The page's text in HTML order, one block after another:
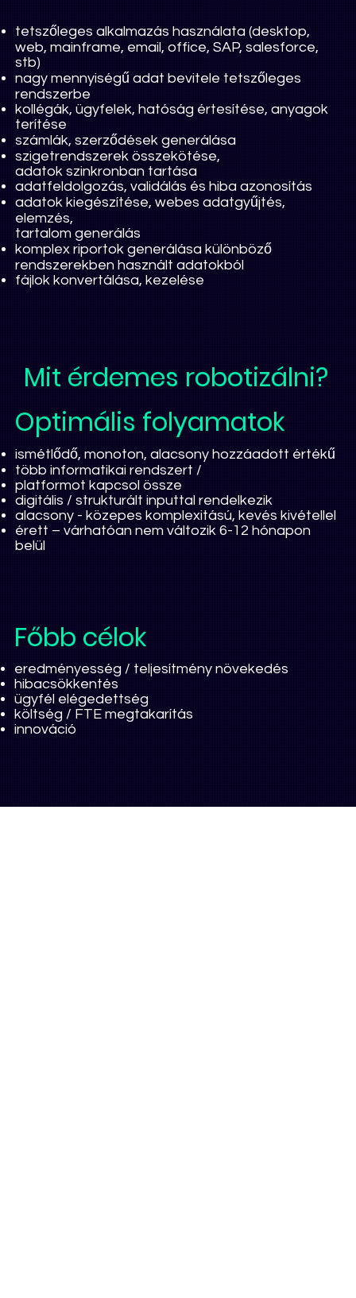
tetszőleges alkalmazás használata (desktop,
web, mainframe, email, office, SAP, salesforce,
stb)
nagy mennyiségű adat bevitele tetszőleges
rendszerbe
kollégák, ügyfelek, hatóság értesítése, anyagok
terítése
számlák, szerződések generálása
szigetrendszerek összekötése,
adatok szinkronban tartása
adatfeldolgozás, validálás és hiba azonosítás
adatok kiegészítése, webes adatgyűjtés,
elemzés,
tartalom generálás
komplex riportok generálása különböző
rendszerekben használt adatokból
fájlok konvertálása, kezelése
Optimális folyamatok
Mit érdemes robotizálni?
ismétlődő, monoton, alacsony hozzáadott értékű
több informatikai rendszert /
platformot kapcsol össze
digitális / strukturált inputtal rendelkezik
alacsony - közepes komplexitású, kevés kivétellel
érett – várhatóan nem változik 6-12 hónapon
belül
Főbb célok
eredményesség / teljesítmény növekedés
hibacsökkentés
ügyfél elégedettség
költség / FTE megtakarítás
innováció